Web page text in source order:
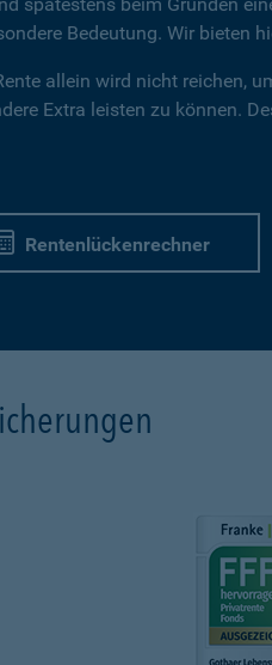
Bedeutung. Wir bieten
allein wird nicht reichen,
Extra leisten zu können.
Rentenlückenrechner